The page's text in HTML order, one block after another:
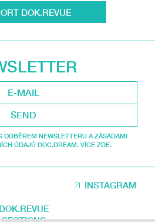
DOK.REVUE
SEND
ODBĚREM NEWSLETTERU A ZÁSADAMI
ÚDAJŮ DOC.DREAM. VÍCE ZDE.
INSTAGRAM
DOK.REVUE